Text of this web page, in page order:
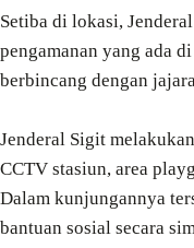
Setiba di lokasi,
pengamanan yang ada
berbincang dengan
Jenderal Sigit
CCTV stasiun, area
Dalam kunjungannya
bantuan sosial secara